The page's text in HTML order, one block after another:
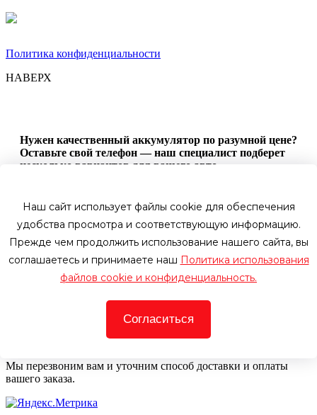
Политика конфиденциальности
НАВЕРХ
Нужен качественный аккумулятор по разумной цене?
Оставьте свой телефон — наш специалист подберет
несколько вариантов для вашего авто.
Имя Телефон
Оставить заявку
Оформить заказ
По этому номеру мы свяжемся с вами, чтобы уточнить детали
Мы перезвоним вам и уточним способ доставки и оплаты
вашего заказа.
Наш сайт использует файлы cookie для обеспечения
удобства просмотра и соответствующую информацию.
Прежде чем продолжить использование нашего сайта, вы
соглашаетесь и принимаете наш Политика использования
файлов cookie и конфиденциальность.
Согласиться